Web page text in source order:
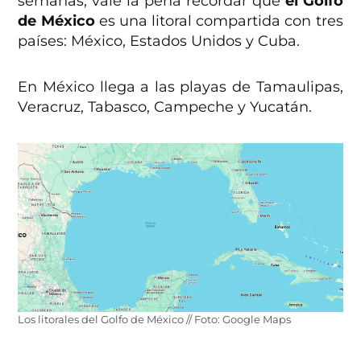
de México es una litoral compartida con tres
países: México, Estados Unidos y Cuba.
En México llega a las playas de Tamaulipas,
Veracruz, Tabasco, Campeche y Yucatán.
Los litorales del Golfo de México // Foto: Google Maps